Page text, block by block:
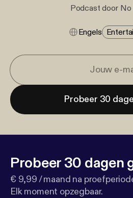
Podcast door
Engels
Probeer 30
Probeer 30 dagen
€ 9,99 / maand na
Elk moment opzegbaar.